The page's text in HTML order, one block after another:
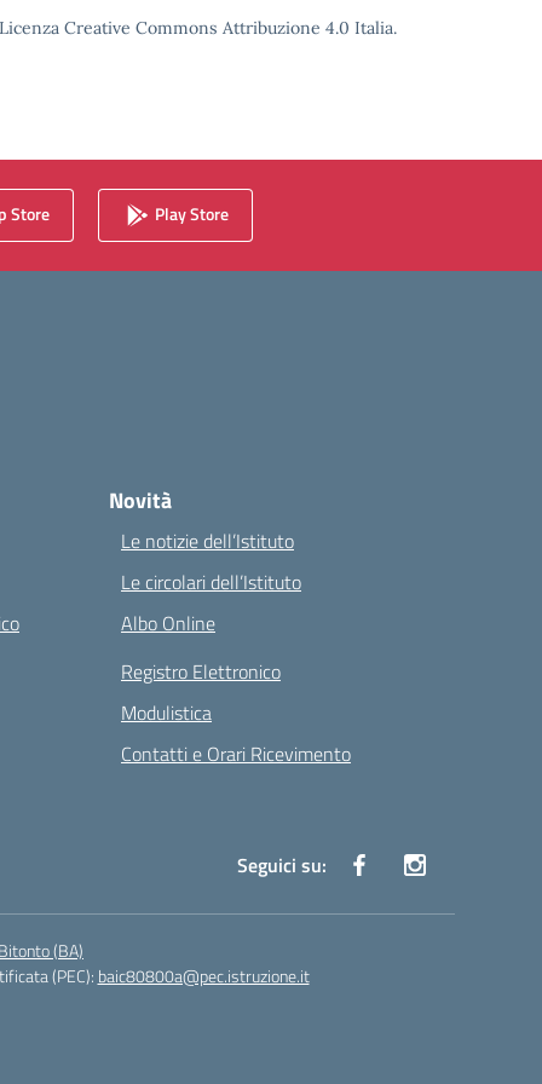
Creative Commons Attribuzione 4.0 Italia.
Store Play Store
Novità
Le notizie dell’Istituto
Le circolari dell’Istituto
Albo Online
Registro Elettronico
Modulistica
Contatti e Orari Ricevimento
Seguici su:
(BA)
(PEC): baic80800a@pec.istruzione.it